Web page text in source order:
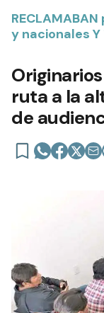
y nacionales Y
ruta a la
de